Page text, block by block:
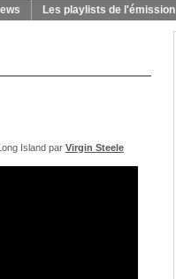
Les playlists de l'émission
Island par Virgin Steele